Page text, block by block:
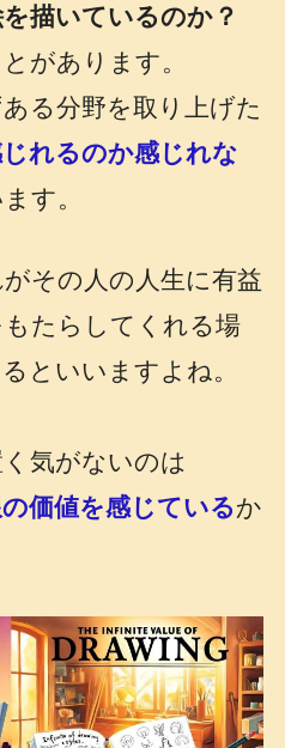
描いているのか？
があります。
る分野を取り上げた
れるのか感じれな
す。
その人の人生に有益
たらしてくれる場
といいますよね。
気がないのは
価値を感じているか